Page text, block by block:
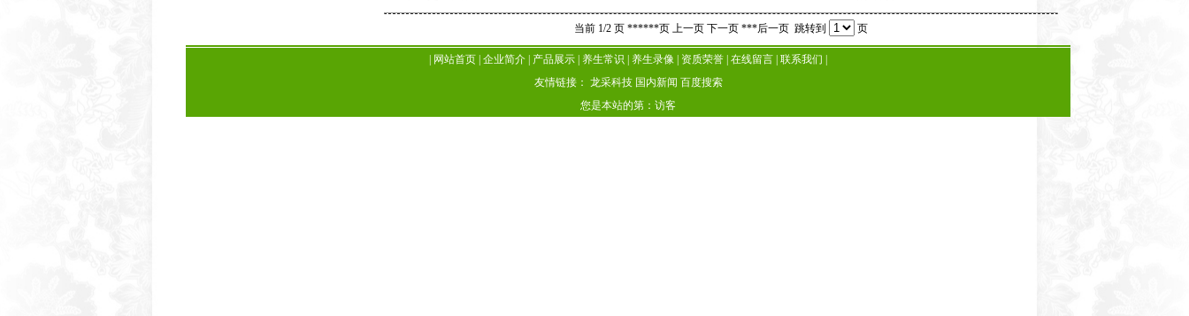
当前 1/2 页 ******页 上一页 下一页 ***后一页 跳转到 页
网站首页 企业简介 产品展示 养生常识 养生录像 资质荣誉 在线留言 联系我们
友情链接： 龙采科技 国内新闻 百度搜索
您是本站的第： 访客